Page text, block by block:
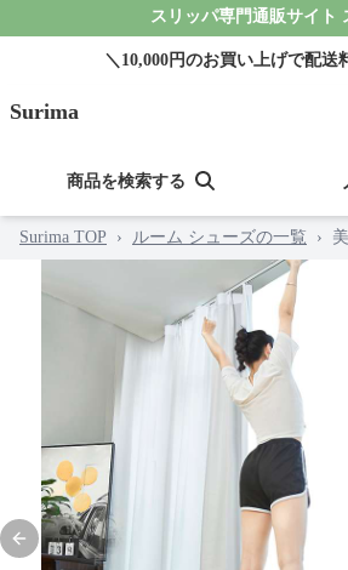
スリッパ専門通販サイト
＼10,000円のお買い上げで配送
Surima
商品を検索する
Surima TOP › ルーム シューズの一覧 ›
Previous slide